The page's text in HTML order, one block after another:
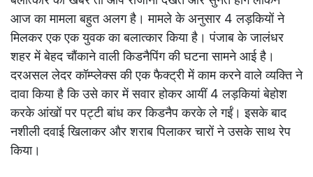
आज का मामला बहुत अलग है। मामले के अनुसार 4 लड़कियों ने
मिलकर एक एक युवक का बलात्कार किया है। पंजाब के जालंधर
शहर में बेहद चौंकाने वाली किडनैपिंग की घटना सामने आई है।
दरअसल लेदर कॉम्प्लेक्स की एक फैक्ट्री में काम करने वाले व्यक्ति ने
दावा किया है कि उसे कार में सवार होकर आयीं 4 लड़कियां बेहोश
करके आंखों पर पट्टी बांध कर किडनैप करके ले गईं। इसके बाद
नशीली दवाई खिलाकर और शराब पिलाकर चारों ने उसके साथ रेप
किया।